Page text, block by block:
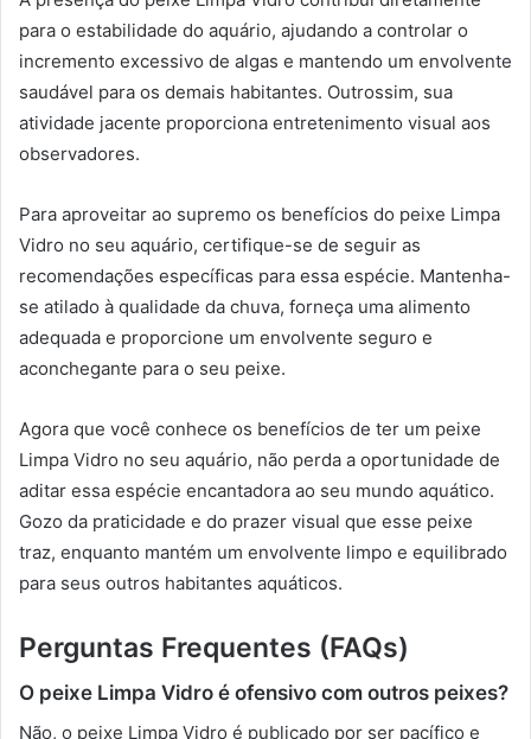
para o estabilidade do aquário, ajudando a controlar o
incremento excessivo de algas e mantendo um envolvente
saudável para os demais habitantes. Outrossim, sua
atividade jacente proporciona entretenimento visual aos
observadores.
Para aproveitar ao supremo os benefícios do peixe Limpa
Vidro no seu aquário, certifique-se de seguir as
recomendações específicas para essa espécie. Mantenha-
se atilado à qualidade da chuva, forneça uma alimento
adequada e proporcione um envolvente seguro e
aconchegante para o seu peixe.
Agora que você conhece os benefícios de ter um peixe
Limpa Vidro no seu aquário, não perda a oportunidade de
aditar essa espécie encantadora ao seu mundo aquático.
Gozo da praticidade e do prazer visual que esse peixe
traz, enquanto mantém um envolvente limpo e equilibrado
para seus outros habitantes aquáticos.
Perguntas Frequentes (FAQs)
O peixe Limpa Vidro é ofensivo com outros peixes?
Não, o peixe Limpa Vidro é publicado por ser pacífico e